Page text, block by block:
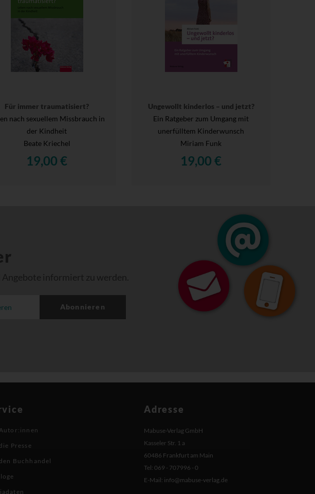
Für immer traumatisiert?
nach sexuellem Missbrauch in
der Kindheit
Beate Kriechel
19,00 €
Ungewollt kinderlos – und jetzt?
Ein Ratgeber zum Umgang mit
unerfülltem Kinderwunsch
Miriam Funk
19,00 €
informiert zu werden.
Abonnieren
Presse
Buchhandel
Adresse
Mabuse-Verlag GmbH
Kasseler Str. 1 a
60486 Frankfurt am Main
Tel: 069 - 707996 - 0
E-Mail: info@mabuse-verlag.de